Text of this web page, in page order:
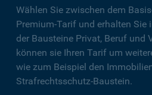
Wählen Sie zwischen dem
Premium-Tarif und erhalten Sie
der Bausteine Privat, Beruf und
können sie Ihren Tarif um
wie zum Beispiel den
Strafrechtsschutz-Baustein.